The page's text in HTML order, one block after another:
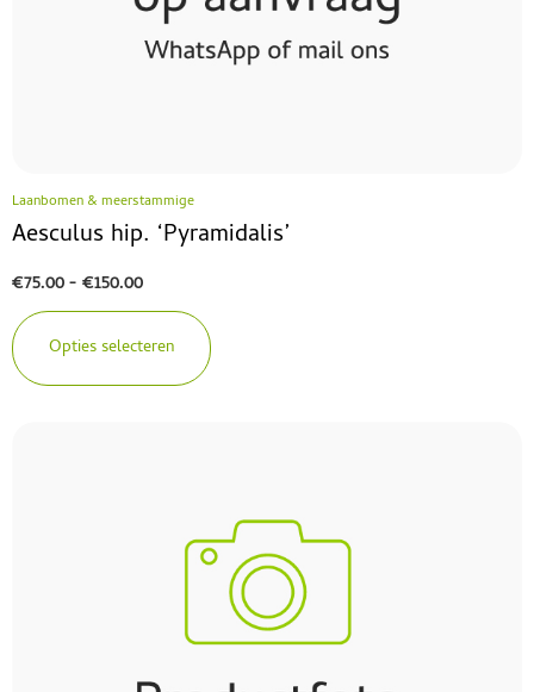
Laanbomen & meerstammige
Aesculus hip. ‘Pyramidalis’
€75.00-€150.00
Opties selecteren